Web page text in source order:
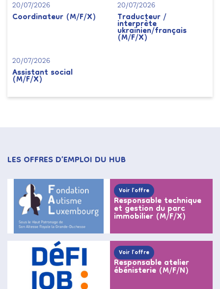
20/07/2026
Coordinateur (M/F/X)
20/07/2026
Traducteur /
interprète
ukrainien/français
(M/F/X)
20/07/2026
Assistant social
(M/F/X)
LES OFFRES D’EMPLOI DU HUB
Voir l’offre
Responsable technique
et gestion du parc
immobilier (M/F/X)
Voir l’offre
Responsable atelier
ébénisterie (M/F/N)